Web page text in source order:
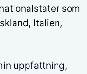
som
Italien,
uppfattning,